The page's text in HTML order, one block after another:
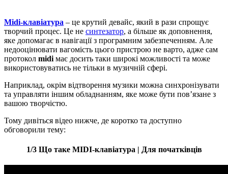
Midi-клавіатура – це крутий девайс, який в рази спрощує
творчий процес. Це не синтезатор, а більше як доповнення,
яке допомагає в навігації з програмним забезпеченням. Але
недооцінювати вагомість цього пристрою не варто, адже сам
протокол midi має досить таки широкі можливості та може
використовуватись не тільки в музичній сфері.
Наприклад, окрім відтворення музики можна синхронізувати
та управляти іншим обладнанням, яке може бути пов’язане з
вашою творчістю.
Тому дивіться відео нижче, де коротко та доступно
обговорили тему:
1/3 Що таке MIDI-клавіатура | Для початківців